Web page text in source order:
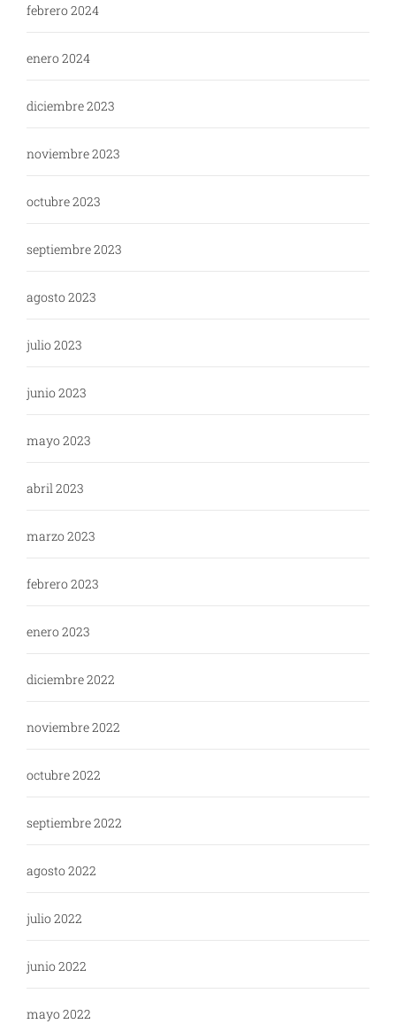
febrero 2024
enero 2024
diciembre 2023
noviembre 2023
octubre 2023
septiembre 2023
agosto 2023
julio 2023
junio 2023
mayo 2023
abril 2023
marzo 2023
febrero 2023
enero 2023
diciembre 2022
noviembre 2022
octubre 2022
septiembre 2022
agosto 2022
julio 2022
junio 2022
mayo 2022